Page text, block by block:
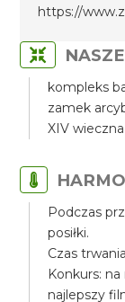
https://
kompleks
zamek
XIV
Podczas
posiłki.
Czas
Konkurs:
najlepszy